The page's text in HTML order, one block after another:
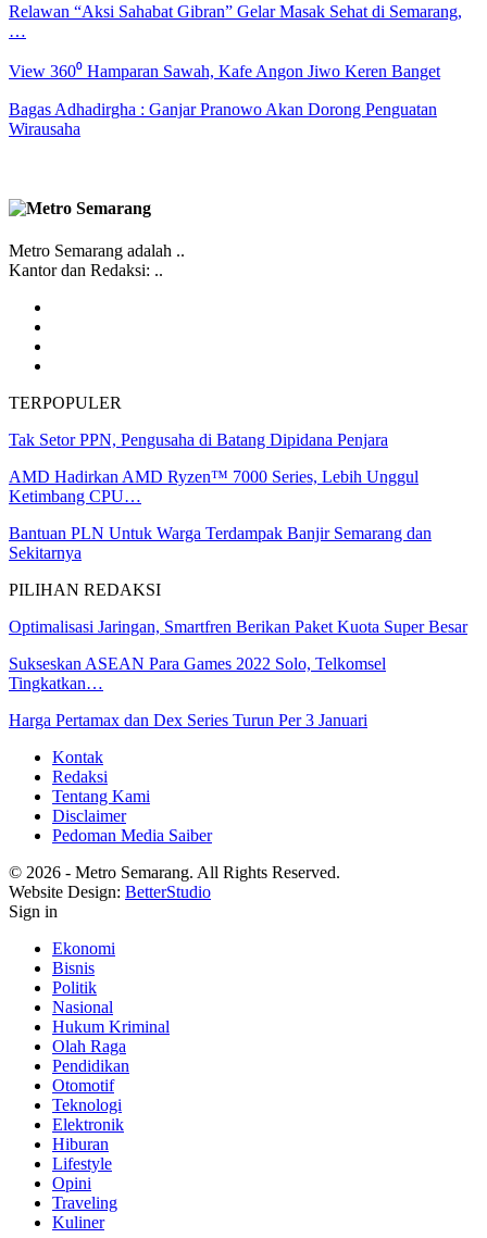
Relawan “Aksi Sahabat Gibran” Gelar Masak Sehat di Semarang,
…
View 360⁰ Hamparan Sawah, Kafe Angon Jiwo Keren Banget
Bagas Adhadirgha : Ganjar Pranowo Akan Dorong Penguatan
Wirausaha
Metro Semarang adalah ..
Kantor dan Redaksi: ..
TERPOPULER
Tak Setor PPN, Pengusaha di Batang Dipidana Penjara
AMD Hadirkan AMD Ryzen™ 7000 Series, Lebih Unggul
Ketimbang CPU…
Bantuan PLN Untuk Warga Terdampak Banjir Semarang dan
Sekitarnya
PILIHAN REDAKSI
Optimalisasi Jaringan, Smartfren Berikan Paket Kuota Super Besar
Sukseskan ASEAN Para Games 2022 Solo, Telkomsel
Tingkatkan…
Harga Pertamax dan Dex Series Turun Per 3 Januari
Kontak
Redaksi
Tentang Kami
Disclaimer
Pedoman Media Saiber
© 2026 - Metro Semarang. All Rights Reserved.
Website Design: BetterStudio
Sign in
Ekonomi
Bisnis
Politik
Nasional
Hukum Kriminal
Olah Raga
Pendidikan
Otomotif
Teknologi
Elektronik
Hiburan
Lifestyle
Opini
Traveling
Kuliner